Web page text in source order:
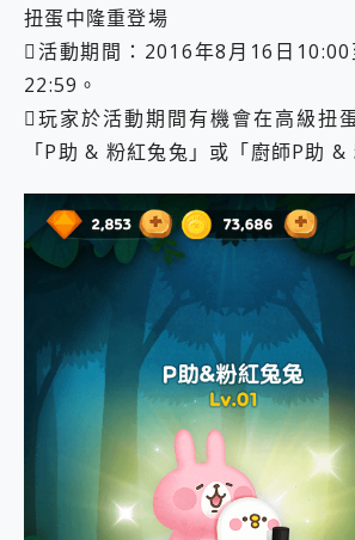
扭蛋中隆重登場
活動期間：2016年8月16日
22:59。
玩家於活動期間有機會在高級扭
「P助 & 粉紅兔兔」或「廚師P助